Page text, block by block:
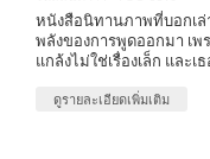
หนังสือนิทานภาพที่บอกเล่
พลังของการพูดออกมา เพ
แกล้งไม่ใช่เรื่องเล็ก และ
ดูรายละเอียดเพิ่มเติม